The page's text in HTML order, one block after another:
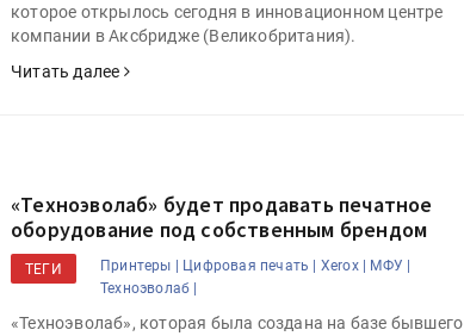
которое открылось сегодня в инновационном центре
компании в Аксбридже (Великобритания).
Читать далее
«Техноэволаб» будет продавать печатное
оборудование под собственным брендом
ТЕГИ Принтеры | Цифровая печать | Xerox |
МФУ |
Техноэволаб |
«Техноэволаб», которая была создана на базе бывшего